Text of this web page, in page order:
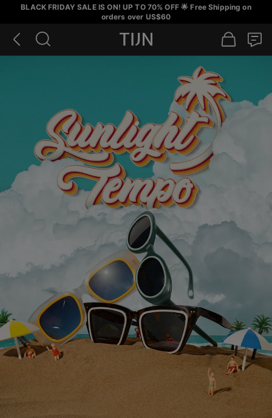
BLACK FRIDAY SALE IS ON! UP TO 70% OFF 🌟 Free Shipping on
orders over US$60